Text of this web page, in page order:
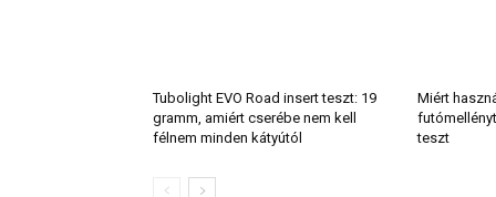
Tubolight EVO Road insert teszt: 19
gramm, amiért cserébe nem kell
félnem minden kátyútól
Miért
teszt